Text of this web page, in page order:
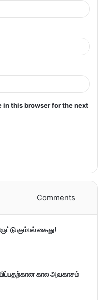
in this browser for the next
Comments
கும்பல் கைது!
கால அவகாசம்